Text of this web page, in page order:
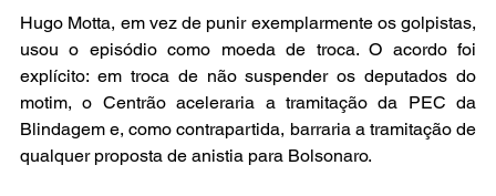
Hugo Motta, em vez de punir exemplarmente os golpistas,
usou o episódio como moeda de troca. O acordo foi
explícito: em troca de não suspender os deputados do
motim, o Centrão aceleraria a tramitação da PEC da
Blindagem e, como contrapartida, barraria a tramitação de
qualquer proposta de anistia para Bolsonaro.